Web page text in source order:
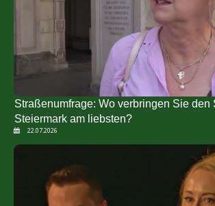
Straßenumfrage: Wo verbringen Sie den
Steiermark am liebsten?
22.07.2026